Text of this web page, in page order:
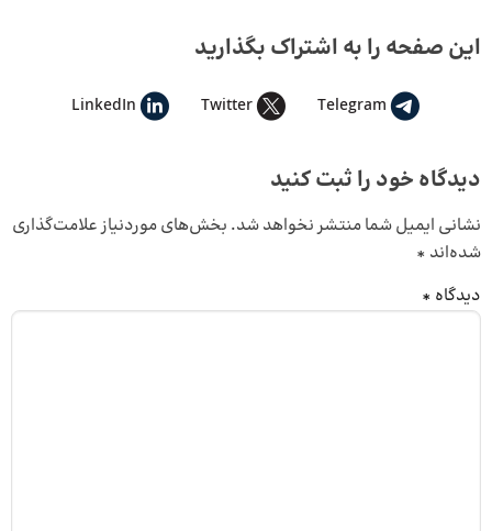
این صفحه را به اشتراک بگذارید
Telegram
Twitter
LinkedIn
دیدگاه خود را ثبت کنید
نشانی ایمیل شما منتشر نخواهد شد. بخش‌های موردنیاز علامت‌گذاری
شده‌اند *
دیدگاه *